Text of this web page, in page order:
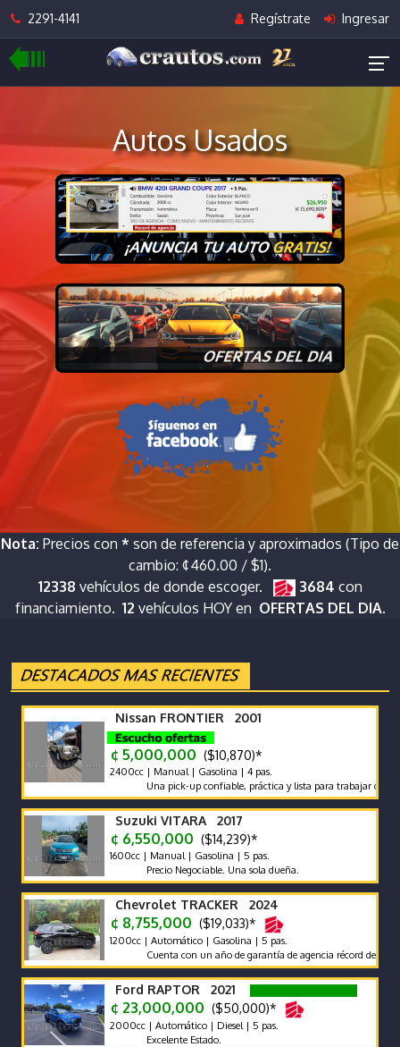
2291-4141 Regístrate Ingresar
Autos Usados
Nota: Precios con * son de referencia y aproximados (Tipo de
cambio: ¢460.00 / $1).
12338 vehículos de donde escoger. 3684 con
financiamiento. 12 vehículos HOY en OFERTAS DEL DIA.
Nissan FRONTIER 2001
¢ 5,000,000 ($10,870)*
2400cc | Manual | Gasolina | 4 pas.
Una pick-up confiable, práctica y lista para trabajar o disfrutar!
Suzuki VITARA 2017
¢ 6,550,000 ($14,239)*
1600cc | Manual | Gasolina | 5 pas.
Precio Negociable. Una sola dueña.
Chevrolet TRACKER 2024
¢ 8,755,000 ($19,033)*
1200cc | Automático | Gasolina | 5 pas.
Cuenta con un año de garantía de agencia récord de agencia
Ford RAPTOR 2021
¢ 23,000,000 ($50,000)*
2000cc | Automático | Diesel | 5 pas.
Excelente Estado.